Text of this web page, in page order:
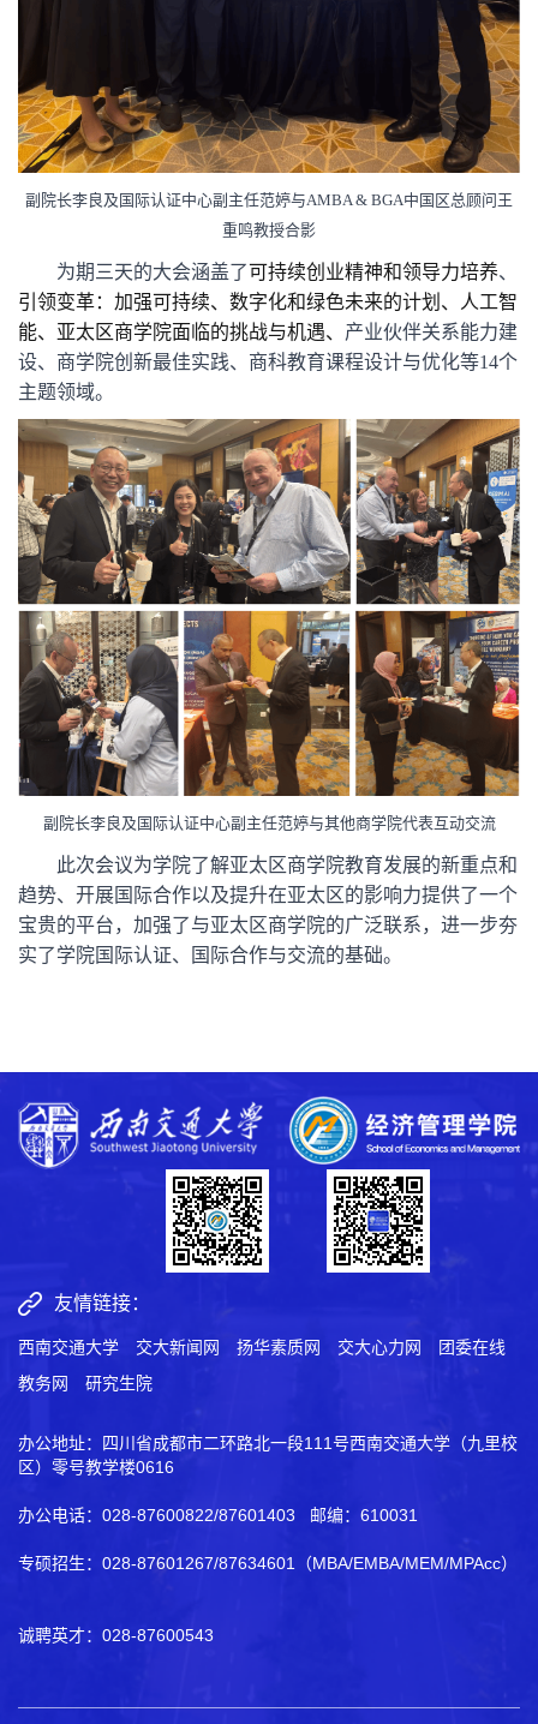
副院长李良及国际认证中心副主任范婷与AMBA & BGA中国区总顾问王
重鸣教授合影
为期三天的大会涵盖了可持续创业精神和领导力培养、
引领变革：加强可持续、数字化和绿色未来的计划、人工智
能、亚太区商学院面临的挑战与机遇、 产业伙伴关系能力建
设、商学院创新最佳实践、商科教育课程设计与优化等14个
主题领域。
副院长李良及国际认证中心副主任范婷与其他商学院代表互动交流
此次会议为学院了解亚太区商学院教育发展的新重点和
趋势、开展国际合作以及提升在亚太区的影响力提供了一个
宝贵的平台，加强了与亚太区商学院的广泛联系， 进一步夯
实了学院国际认证、国际合作与交流的基础。
友情链接：
西南交通大学 交大新闻网 扬华素质网 交大心力网
团委在线
教务网
研究生院
办公地址：四川省成都市二环路北一段111号西南交通大学（九里校
区）零号教学楼0616
办公电话：028-87600822/87601403 邮编：610031
专硕招生：028-87601267/87634601（MBA/EMBA/MEM/MPAcc）
诚聘英才：028-87600543